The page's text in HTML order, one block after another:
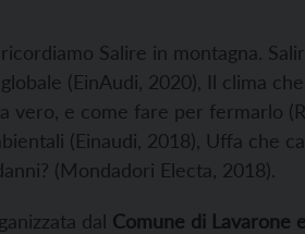
Salire in montagna.
(EinAudi, 2020), Il clima
vero, e come fare per fermarlo
(Einaudi, 2018), Uffa che
(Mondadori Electa, 2018).
dal Comune di Lavarone